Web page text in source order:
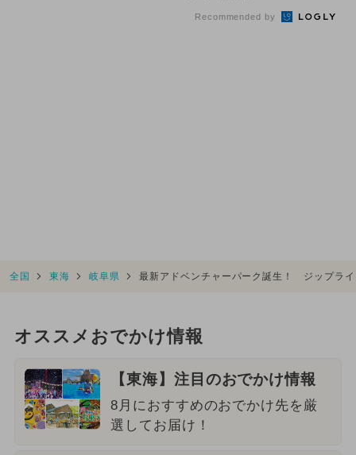
Recommended by
全国 東海 岐阜県 最新アドベンチャーパーク誕生！ ジップラ
オススメおでかけ情報
【東海】注目のおでかけ情報
8月におすすめのおでかけ先を厳
選してお届け！